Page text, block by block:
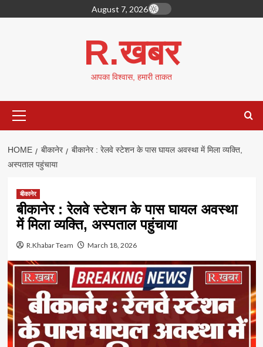
to
August 7, 2026
R.खबर
आपका विश्वास, हमारी ताकत
Menu
HOME बीकानेर
बीकानेर : रेलवे स्टेशन के पास घायल अवस्था में मिला व्यक्ति,
अस्पताल पहुंचाया
बीकानेर
बीकानेर : रेलवे स्टेशन के पास घायल अवस्था
में मिला व्यक्ति, अस्पताल पहुंचाया
R.Khabar Team March 18, 2026